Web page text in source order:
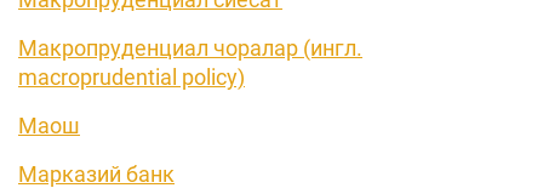
Макропруденциал чоралар (ингл.
macroprudential policy)
Маош
Марказий банк